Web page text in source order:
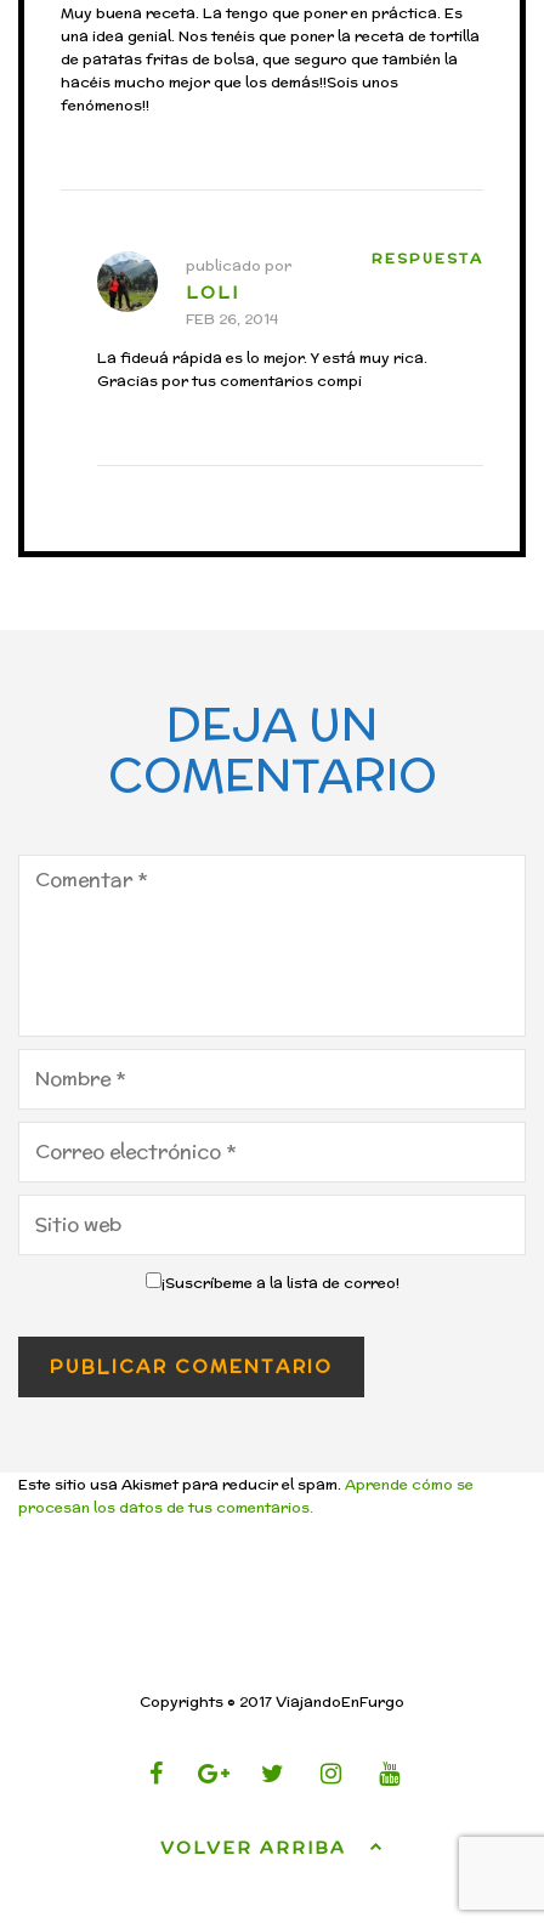
Muy buena receta. La tengo que poner en práctica. Es
una idea genial. Nos tenéis que poner la receta de tortilla
de patatas fritas de bolsa, que seguro que también la
hacéis mucho mejor que los demás!!Sois unos
fenómenos!!
publicado por
LOLI
FEB 26, 2014
RESPUESTA
La fideuá rápida es lo mejor. Y está muy rica.
Gracias por tus comentarios compi
DEJA UN
COMENTARIO
¡Suscríbeme a la lista de correo!
Este sitio usa Akismet para reducir el spam.Aprende cómo se
procesan los datos de tus comentarios.
Copyrights © 2017 ViajandoEnFurgo
VOLVER ARRIBA